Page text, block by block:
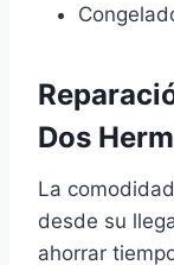
Dos
La
desde su
ahorrar